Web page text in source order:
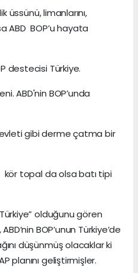
üssünü, limanlarını,
ABD BOP’u hayata
destecisi Türkiye.
ABD'nin BOP’unda
gibi derme çatma bir
kör topal da olsa batı tipi
olduğunu gören
BOP’unun Türkiye’de
düşünmüş olacaklar ki
planını geliştirmişler.